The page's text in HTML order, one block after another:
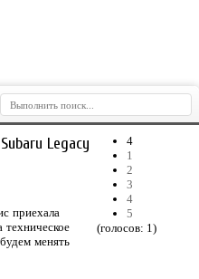
4
1
2
3
4
5
(голосов: 1)
Legacy
приехала
менять